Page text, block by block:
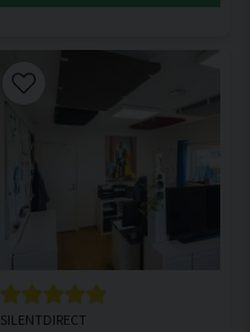
SILENTDIRECT